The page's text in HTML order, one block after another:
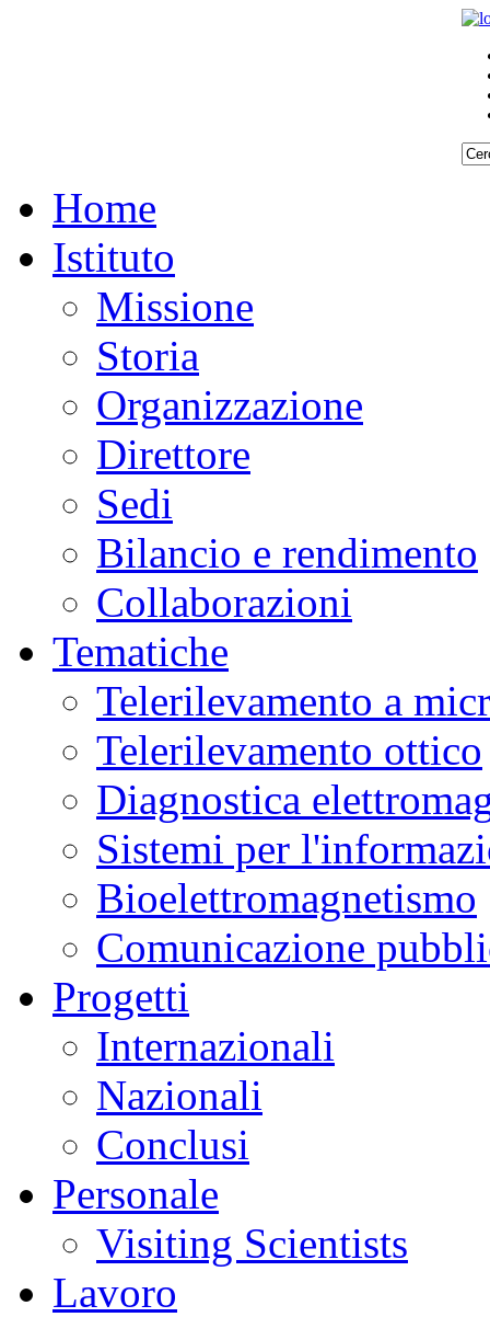
Home
Istituto
Missione
Storia
Organizzazione
Direttore
Sedi
Bilancio e rendimento
Collaborazioni
Tematiche
Telerilevamento a
Telerilevamento ottico
Diagnostica
Sistemi per
Bioelettromagnetismo
Comunicazione
Progetti
Internazionali
Nazionali
Conclusi
Personale
Visiting Scientists
Lavoro